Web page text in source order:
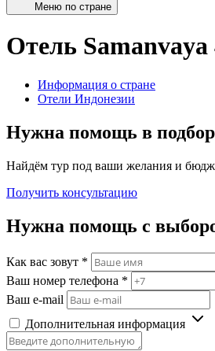
Меню по стране
Отель Samanvaya
Информация о стране
Отели Индонезии
Нужна помощь в
Найдём тур под ваши желания и
Получить консультацию
Нужна помощь с
Как вас зовут *
Ваш номер телефона *
Ваш e-mail
Дополнительная информация